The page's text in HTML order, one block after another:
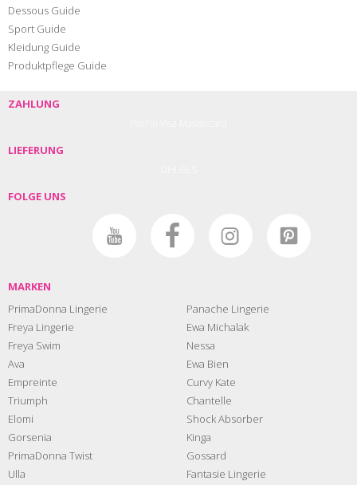
Dessous Guide
Sport Guide
Kleidung Guide
Produktpflege Guide
ZAHLUNG
LIEFERUNG
FOLGE UNS
MARKEN
PrimaDonna Lingerie
Freya Lingerie
Freya Swim
Ava
Empreinte
Triumph
Elomi
Gorsenia
PrimaDonna Twist
Ulla
Panache Lingerie
Ewa Michalak
Nessa
Ewa Bien
Curvy Kate
Chantelle
Shock Absorber
Kinga
Gossard
Fantasie Lingerie